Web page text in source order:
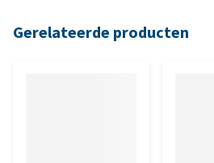
Gerelateerde producten